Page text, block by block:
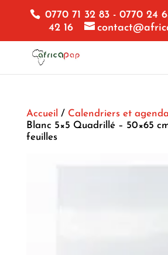
0770 71 32 83 - 0770 24
42 16
Accueil / Calendriers et
Blanc 5×5 Quadrillé – 50×65
feuilles